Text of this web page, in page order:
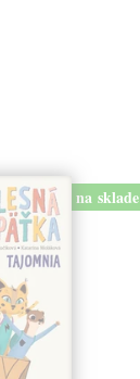
na sklade